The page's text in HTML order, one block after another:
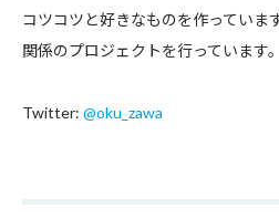
コツコツと好きなものを作っていま
関係のプロジェクトを行っています。
Twitter: @oku_zawa